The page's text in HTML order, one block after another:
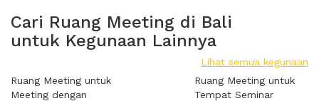
Cari Ruang Meeting di Bali
untuk Kegunaan Lainnya
Lihat semua kegunaan
Ruang Meeting untuk
Meeting dengan
Ruang Meeting untuk
Tempat Seminar